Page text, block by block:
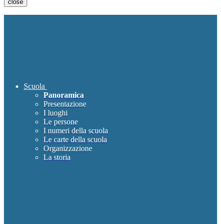
close
Scuola
Panoramica
Presentazione
I luoghi
Le persone
I numeri della scuola
Le carte della scuola
Organizzazione
La storia